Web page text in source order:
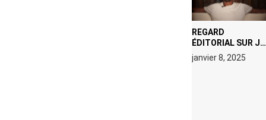
REGARD
ÉDITORIAL SUR JE
M’APPELLE TIM
(NETFLIX) : AVICII,
janvier 8, 2025